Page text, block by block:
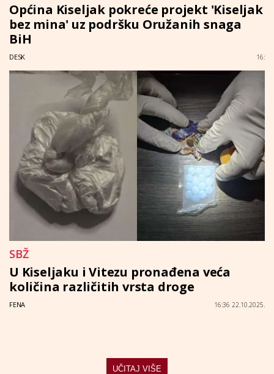
Općina Kiseljak pokreće projekt 'Kiseljak
bez mina' uz podršku Oružanih snaga
BiH
DESK 16:
SBŽ
U Kiseljaku i Vitezu pronađena veća
količina različitih vrsta droge
FENA 16:36 22.10.2025.
UČITAJ VIŠE